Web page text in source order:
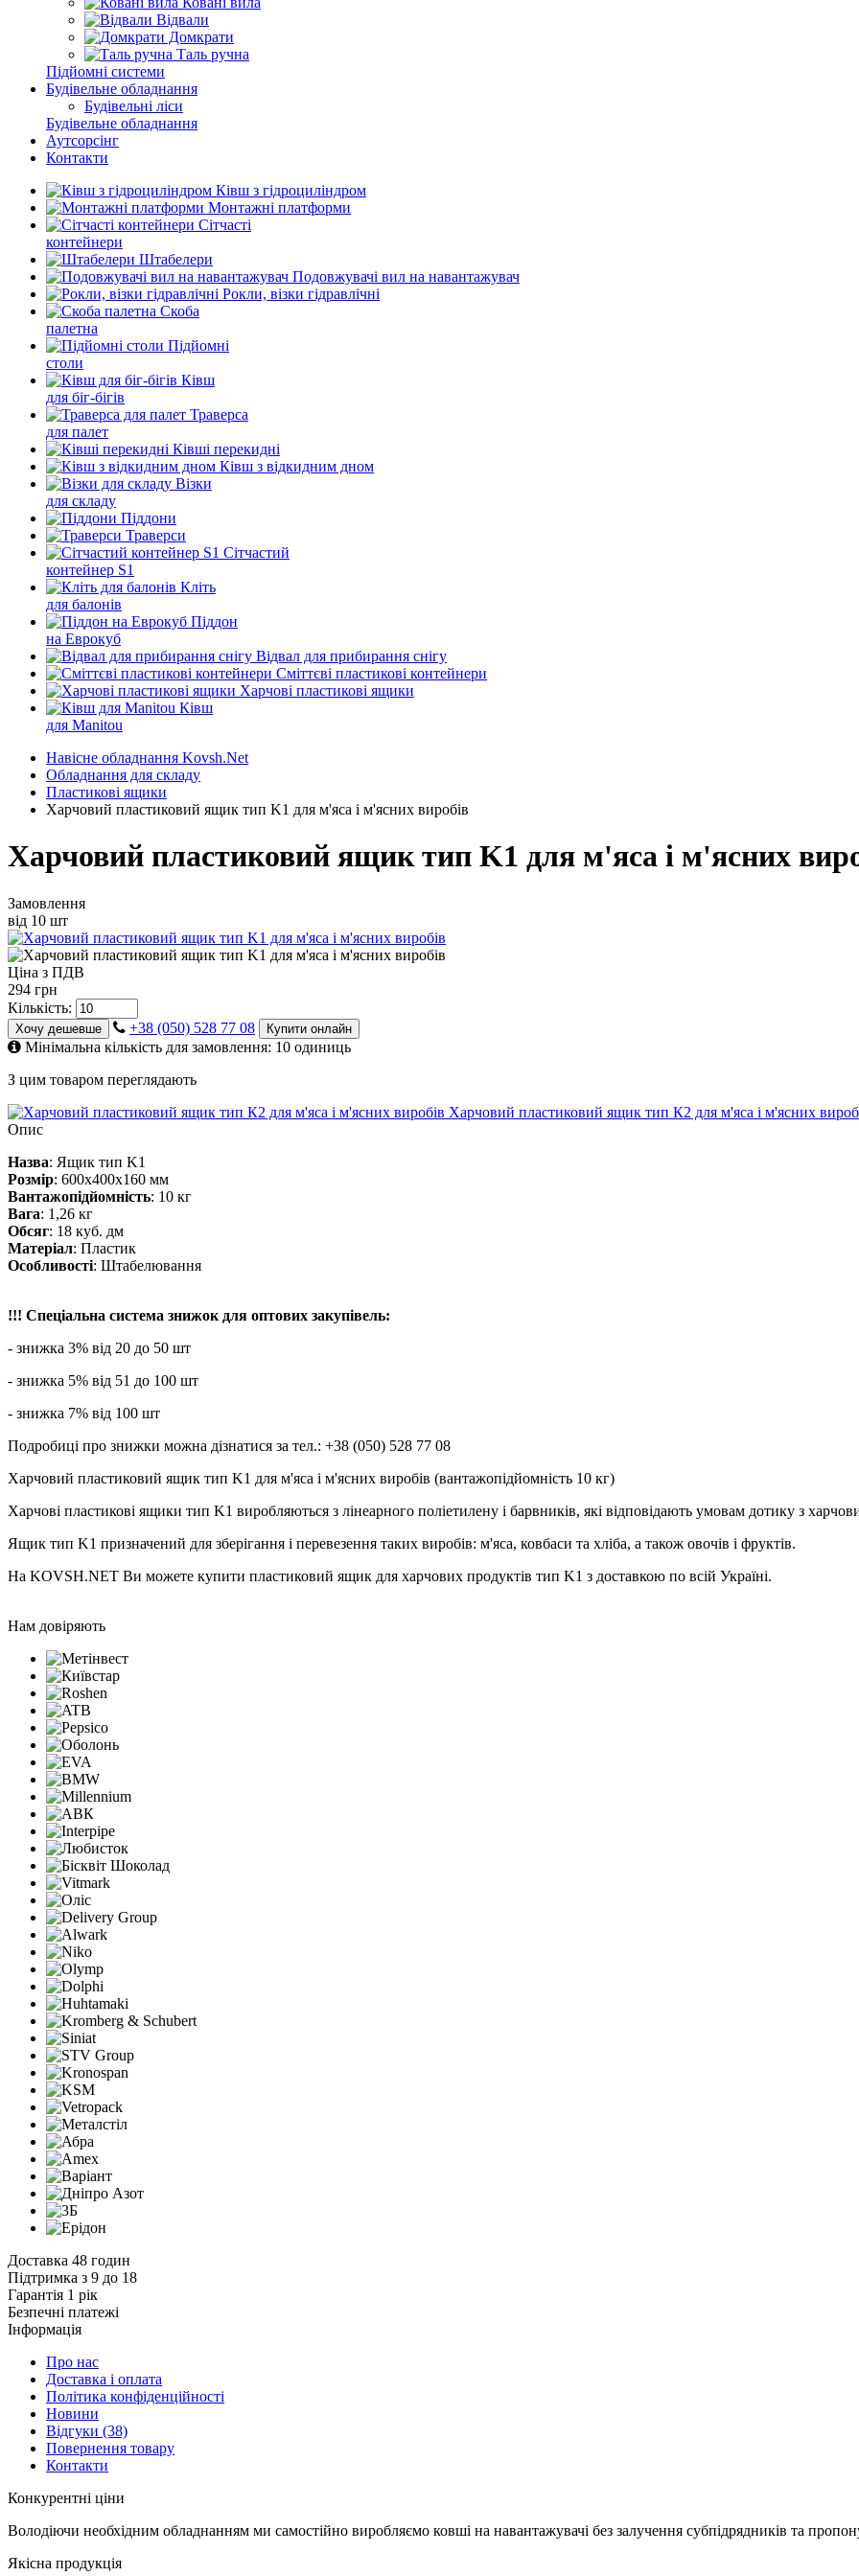
Відвали
Домкрати
Таль ручна
Підйомні системи
Будівельне обладнання
Будівельні ліси
Будівельне обладнання
Аутсорсінг
Контакти
Ківш з гідроциліндром
Монтажні платформи
Сітчасті
контейнери
Штабелери
Подовжувачі вил на навантажувач
Рокли, візки гідравлічні
Скоба
палетна
Підйомні
столи
Ківш
для біг-бігів
Траверса
для палет
Ківші перекидні
Ківш з відкидним дном
Візки
для складу
Піддони
Траверси
Сітчастий
контейнер S1
Кліть
для балонів
Піддон
на Еврокуб
Відвал для прибирання снігу
Cміттєві пластикові контейнери
Харчові пластикові ящики
Ківш
для Manitou
Навісне обладнання Kovsh.Net
Обладнання для складу
Пластикові ящики
Харчовий пластиковий ящик тип K1 для м'яса і м'ясних виробів
Харчовий пластиковий ящик тип K1 для м'яса і м'ясних
Замовлення
від 10 шт
Ціна з ПДВ
294 грн
Кількість:
Хочу дешевше +38 (050) 528 77 08 Купити онлайн
Мінімальна кількість для замовлення: 10 одиниць
З цим товаром переглядають
Харчовий пластиковий ящик тип К2 для м'яса і м'ясних
Опис
Назва: Ящик тип K1
Розмір: 600х400х160 мм
Вантажопідйомність: 10 кг
Вага: 1,26 кг
Обсяг: 18 куб. дм
Матеріал: Пластик
Особливості: Штабелювання
!!! Спеціальна система знижок для оптових закупівель:
- знижка 3% від 20 до 50 шт
- знижка 5% від 51 до 100 шт
- знижка 7% від 100 шт
Подробиці про знижки можна дізнатися за тел.: +38 (050) 528 77 08
Харчовий пластиковий ящик тип K1 для м'яса і м'ясних виробів (вантажопідйомність 10 кг)
Харчові пластикові ящики тип K1 виробляються з лінеарного поліетилену і барвників, які відповідають умовам дотику з
Ящик тип K1 призначений для зберігання і перевезення таких виробів: м'яса, ковбаси та хліба, а також овочів і фруктів.
На KOVSH.NET Ви можете купити пластиковий ящик для харчових продуктів тип K1 з доставкою по всій Україні.
Нам довіряють
Доставка 48 годин
Підтримка з 9 до 18
Гарантія 1 рік
Безпечні платежі
Інформація
Про нас
Доставка і оплата
Політика конфіденційності
Новини
Відгуки (38)
Повернення товару
Контакти
Конкурентні ціни
Володіючи необхідним обладнанням ми самостійно виробляємо ковші на навантажувачі без залучення субпідрядників та
Якісна продукція